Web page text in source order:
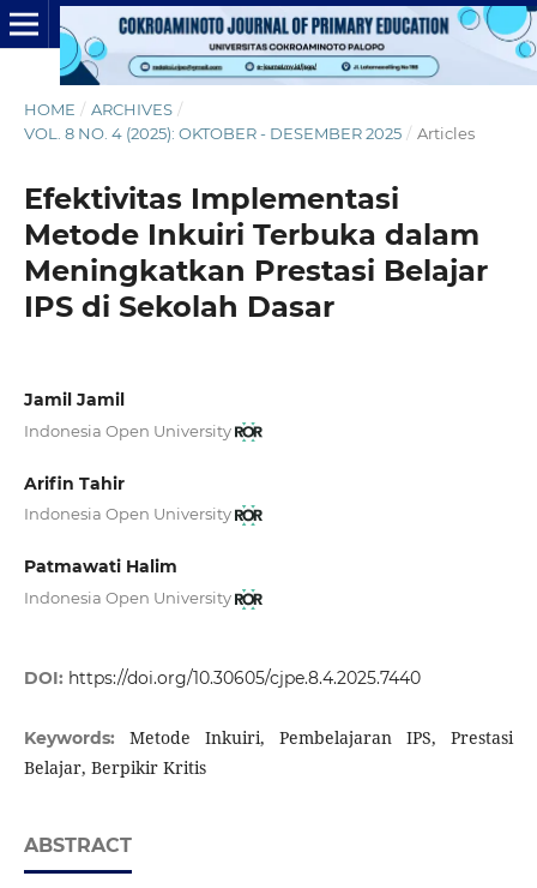
HOME / ARCHIVES /
VOL. 8 NO. 4 (2025): OKTOBER - DESEMBER 2025 / Articles
Efektivitas Implementasi
Metode Inkuiri Terbuka dalam
Meningkatkan Prestasi Belajar
IPS di Sekolah Dasar
Jamil Jamil
Indonesia Open University
Arifin Tahir
Indonesia Open University
Patmawati Halim
Indonesia Open University
DOI: https://doi.org/10.30605/cjpe.8.4.2025.7440
Keywords: Metode Inkuiri, Pembelajaran IPS, Prestasi
Belajar, Berpikir Kritis
ABSTRACT